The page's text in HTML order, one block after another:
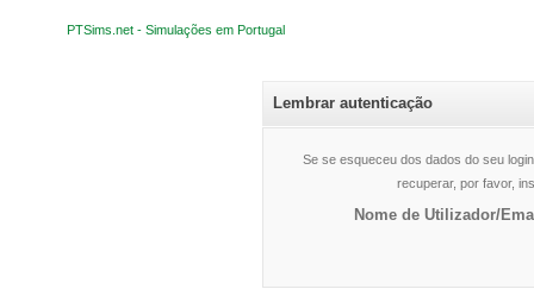
PTSims.net - Simulações em Portugal
Lembrar autenticação
Se se esqueceu dos dados do seu
recuperar, por favor,
Nome de Utilizador/